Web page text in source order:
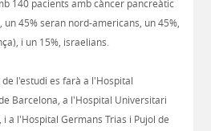
140 pacients amb càncer pancreàtic
45% seran nord-americans, un 45%,
i un 15%, israelians.
l'estudi es farà a l'Hospital
Barcelona, a l'Hospital Universitari
i a l'Hospital Germans Trias i Pujol de